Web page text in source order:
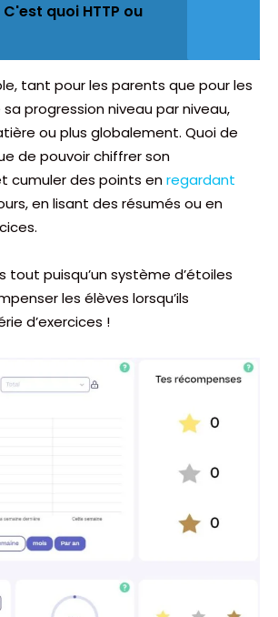
C'est quoi HTTP ou
tant pour les parents que pour les
progression niveau par niveau,
ou plus globalement. Quoi de
de pouvoir chiffrer son
cumuler des points enregardant
en lisant des résumés ou en
tout puisqu’un système d’étoiles
les élèves lorsqu’ils
d’exercices !